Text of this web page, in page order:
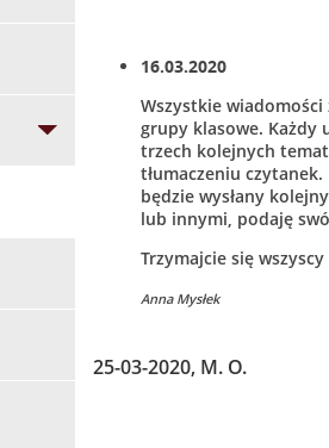
16.03.2020
Wszystkie wiadomości
grupy klasowe. Każdy
trzech kolejnych
tłumaczeniu
będzie wysłany
lub innymi, podaję
Trzymajcie się
Anna Mysłek
25-03-2020, M. O.